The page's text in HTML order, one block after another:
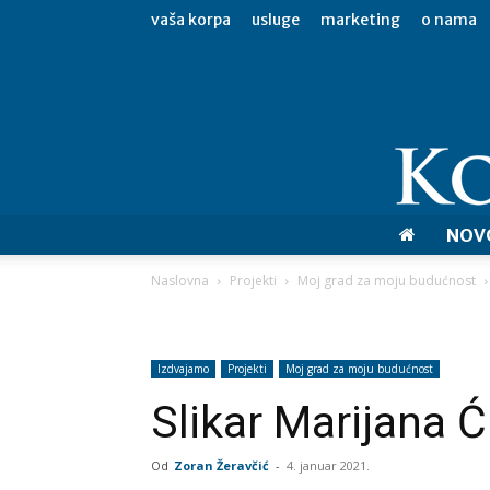
vaša korpa usluge marketing o nama
Naslovna Projekti Moj grad za moju budućnost
Izdvajamo Projekti Moj grad za moju budućnost
Slikar Marijana
Od Zoran Žeravčić - 4. januar 2021.